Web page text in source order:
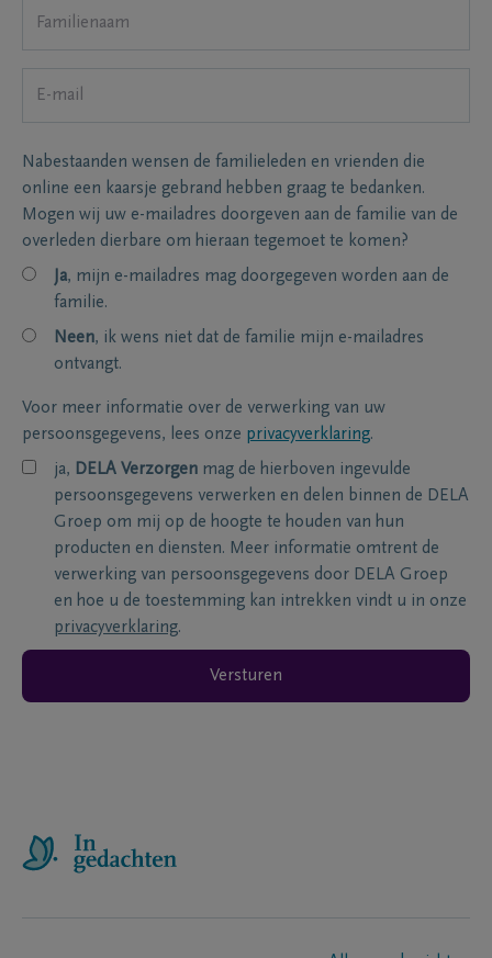
Nabestaanden wensen de familieleden en vrienden die
online een kaarsje gebrand hebben graag te bedanken.
Mogen wij uw e-mailadres doorgeven aan de familie van de
overleden dierbare om hieraan tegemoet te komen?
Ja, mijn e-mailadres mag doorgegeven worden aan de
familie.
Neen, ik wens niet dat de familie mijn e-mailadres
ontvangt.
Voor meer informatie over de verwerking van uw
persoonsgegevens, lees onze privacyverklaring.
ja, DELA Verzorgen mag de hierboven ingevulde
persoonsgegevens verwerken en delen binnen de DELA
Groep om mij op de hoogte te houden van hun
producten en diensten. Meer informatie omtrent de
verwerking van persoonsgegevens door DELA Groep
en hoe u de toestemming kan intrekken vindt u in onze
privacyverklaring.
Versturen